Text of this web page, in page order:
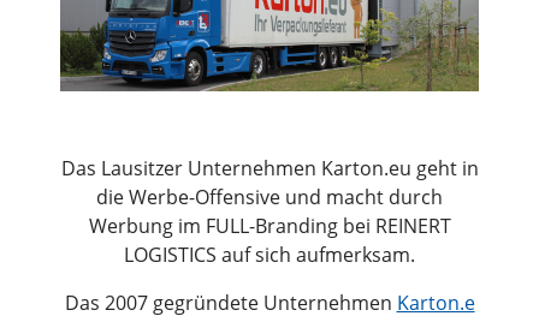
Das Lausitzer Unternehmen Karton.eu geht in
die Werbe-Offensive und macht durch
Werbung im FULL-Branding bei REINERT
LOGISTICS auf sich aufmerksam.
Das 2007 gegründete Unternehmen Karton.e